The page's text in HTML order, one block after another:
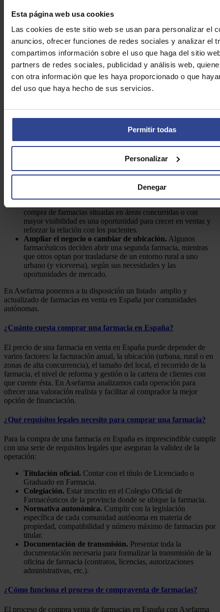
Esta página web usa cookies
Las cookies de este sitio web se usan para personalizar el
anuncios, ofrecer funciones de redes sociales y analizar el
compartimos información sobre el uso que haga del sitio
partners de redes sociales, publicidad y análisis web,
con otra información que les haya proporcionado o que
del uso que haya hecho de sus servicios.
Permitir todas
Personalizar
Denegar
Preguntas frecuentes sobre comprar
farmacia en España
¿Por qué comprar una farmacia?
Las razones principales por las que un farmacéutico decide comprar
una farmacia en España son:
oficina de farmacia propia es una de las motivaciones más
habituales. Supone independencia profesional y la posibilidad
Buscar una mayor rentabilidad.Muchos titulares que ya
una farmacia con mayor facturacióno en una zona con
más afluencia de clientes, con el objetivo de incrementar
compra de farmacias situadas en áreas concurridas o con
mayor visibilidad es una oportunidad para crecer en ventas y
reforzar la relación con los pacientes.
Ampliar el negocio o cambiar de ubicación. Algunos
farmacéuticos deciden abrir una segunda farmacia, mientras
que otros optan por trasladarse de un entorno rural a uno
urbano (y viceversa), según sus necesidades y las
oportunidades de mercado.
En Asefarma ponemos a tu disposición un listado amplio y
actualizado de farmacias en venta en España por comunidades
autónomas.
¿Cuánto cuesta comprar una farmacia en España?
El precio de una farmacia en venta en España puede depender de
varios factores: la facturación anual, la ubicación (urbana, rural o en
zonas de alta concurrencia), el tamaño del local, el recorrido de la
farmacia, el nivel de reforma y gestión o la cartera de clientes con
que cuente ésta. En Asefarma analizamos cada operación para
ofrecer una valoración realista y facilitar al comprador la mejor
opción de financiación.
¿Qué requisitos legales necesito para comprar una farmacia?
Para la compra de una farmacia en España es imprescindible cumplir
con una serie de requisitos legales que aseguran la validez de la
operación:
Titulación oficial. Contar con el título de Licenciado o
Graduado en Farmacia.
Colegiación. Estar inscrito en el Colegio Oficial de
Farmacéuticos de la provincia donde se ubique la farmacia.
Normativa autonómica. Cumplir con la legislación
específica de cada comunidad autónoma en materia de
propiedad, compatibilidad y número máximo de farmacias por
titular.
Documentación de transmisión. Presentar toda la
documentación necesaria para formalizar la transmisión de la
oficina de farmacia (contratos, licencias, autorizaciones
administrativas, etc.).
¿Cómo funciona el proceso de compraventa de farmacias?
El proceso de compra venta de farmacias en España con Asefarma